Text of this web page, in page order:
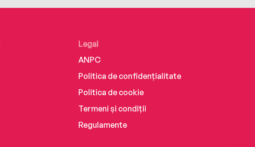
Legal
ANPC
Politica de confidențialitate
Politica de cookie
Termeni și condiții
Regulamente